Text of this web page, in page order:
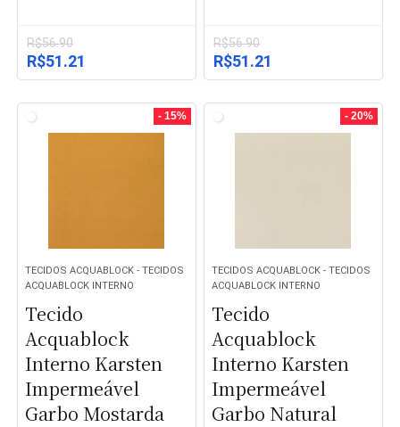
R$56.90
O
preço
era:
R$56.90.
R$51.21
preço
R$51.21.
R$56.90
O
preço
era:
R$56.90.
R$51.21
preço
R$51.21.
- 15%
TECIDOS ACQUABLOCK - TECIDOS
ACQUABLOCK INTERNO
Tecido
Acquablock
Interno Karsten
Impermeável
Garbo Mostarda
- 20%
TECIDOS ACQUABLOCK - TECIDOS
ACQUABLOCK INTERNO
Tecido
Acquablock
Interno Karsten
Impermeável
Garbo Natural